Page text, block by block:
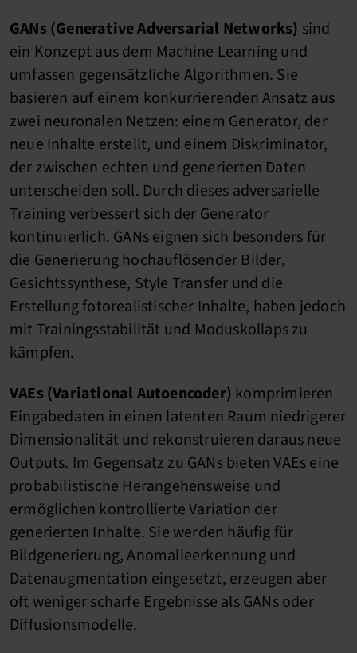
GANs (Generative Adversarial Networks) sind
ein Konzept aus dem Machine Learning und
umfassen gegensätzliche Algorithmen. Sie
basieren auf einem konkurrierenden Ansatz aus
zwei neuronalen Netzen: einem Generator, der
neue Inhalte erstellt, und einem Diskriminator,
der zwischen echten und generierten Daten
unterscheiden soll. Durch dieses adversarielle
Training verbessert sich der Generator
kontinuierlich. GANs eignen sich besonders für
die Generierung hochauflösender Bilder,
Gesichtssynthese, Style Transfer und die
Erstellung fotorealistischer Inhalte, haben jedoch
mit Trainingsstabilität und Moduskollaps zu
kämpfen.
VAEs (Variational Autoencoder) komprimieren
Eingabedaten in einen latenten Raum niedrigerer
Dimensionalität und rekonstruieren daraus neue
Outputs. Im Gegensatz zu GANs bieten VAEs eine
probabilistische Herangehensweise und
ermöglichen kontrollierte Variation der
generierten Inhalte. Sie werden häufig für
Bildgenerierung, Anomalieerkennung und
Datenaugmentation eingesetzt, erzeugen aber
oft weniger scharfe Ergebnisse als GANs oder
Diffusionsmodelle.